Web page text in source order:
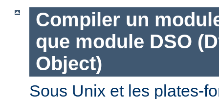
Compiler un
que module DSO
Object)
Sous Unix et les plates-